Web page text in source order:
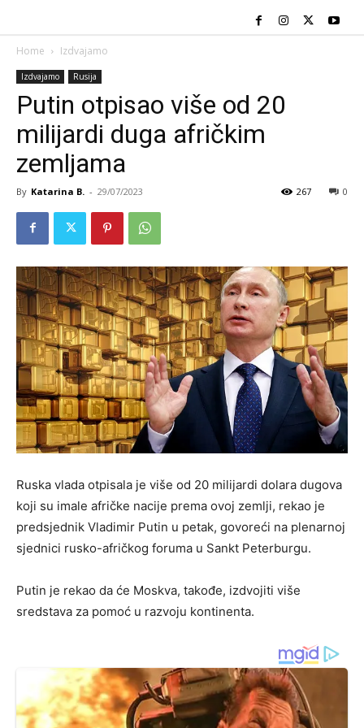
Home Izdvajamo
Izdvajamo Rusija
Putin otpisao više od 20
milijardi duga afričkim
zemljama
By Katarina B. - 29/07/2023 0
267
Ruska vlada otpisala je više od 20 milijardi dolara dugova
koji su imale afričke nacije prema ovoj zemlji, rekao je
predsjednik Vladimir Putin u petak, govoreći na plenarnoj
sjednici rusko-afričkog foruma u Sankt Peterburgu.
Putin je rekao da će Moskva, takođe, izdvojiti više
sredstava za pomoć u razvoju kontinenta.